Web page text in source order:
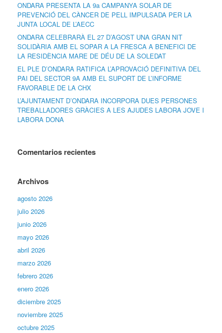
ONDARA PRESENTA LA 9a CAMPANYA SOLAR DE
PREVENCIÓ DEL CÀNCER DE PELL IMPULSADA PER LA
JUNTA LOCAL DE L’AECC
ONDARA CELEBRARÀ EL 27 D’AGOST UNA GRAN NIT
SOLIDÀRIA AMB EL SOPAR A LA FRESCA A BENEFICI DE
LA RESIDÈNCIA MARE DE DÉU DE LA SOLEDAT
EL PLE D’ONDARA RATIFICA L’APROVACIÓ DEFINITIVA DEL
PAI DEL SECTOR 9A AMB EL SUPORT DE L’INFORME
FAVORABLE DE LA CHX
L’AJUNTAMENT D’ONDARA INCORPORA DUES PERSONES
TREBALLADORES GRÀCIES A LES AJUDES LABORA JOVE I
LABORA DONA
Comentarios recientes
Archivos
agosto 2026
julio 2026
junio 2026
mayo 2026
abril 2026
marzo 2026
febrero 2026
enero 2026
diciembre 2025
noviembre 2025
octubre 2025